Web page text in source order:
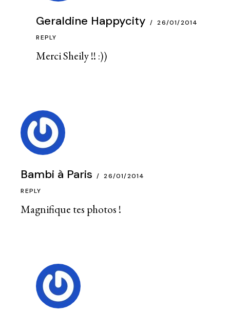
Geraldine Happycity 26/01/2014
Merci Sheily !! :))
REPLY
Bambi à Paris 26/01/2014
Magnifique tes photos !
REPLY